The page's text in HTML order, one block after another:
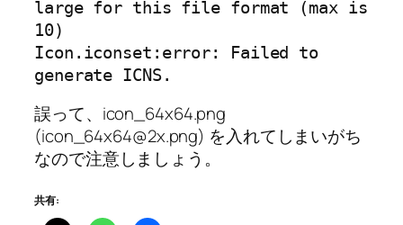
large for this file format (max is
10)
Icon.iconset:error: Failed to
generate ICNS.
誤って、icon_64x64.png
(icon_64x64@2x.png) を入れてしまいがち
なので注意しましょう。
共有: